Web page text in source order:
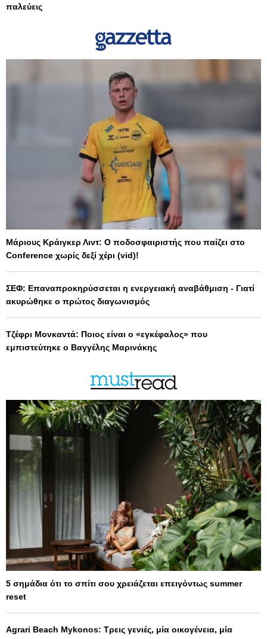
παλεύεις
Μάριους Κράιγκερ Λιντ: Ο ποδοσφαιριστής που παίζει στο
Conference χωρίς δεξί χέρι (vid)!
ΣΕΦ: Επαναπροκηρύσσεται η ενεργειακή αναβάθμιση - Γιατί
ακυρώθηκε ο πρώτος διαγωνισμός
Τζέφρι Μονκαντά: Ποιος είναι ο «εγκέφαλος» που
εμπιστεύτηκε ο Βαγγέλης Μαρινάκης
5 σημάδια ότι το σπίτι σου χρειάζεται επειγόντως summer
reset
Agrari Beach Mykonos: Τρεις γενιές, μία οικογένεια, μία